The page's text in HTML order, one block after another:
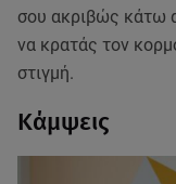
σου ακριβώς κάτω
να κρατάς τον
στιγμή.
Κάμψεις